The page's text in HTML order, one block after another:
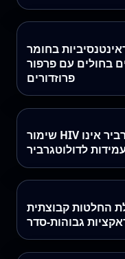
בחומר
בחולים עם פרפור
פרוזדורים
שימור HIV ברקמות בטיפול מבוסס דולוטגרביר אינו
לדולוטגרביר
החלטות קבוצתית
גבוהות-סדר